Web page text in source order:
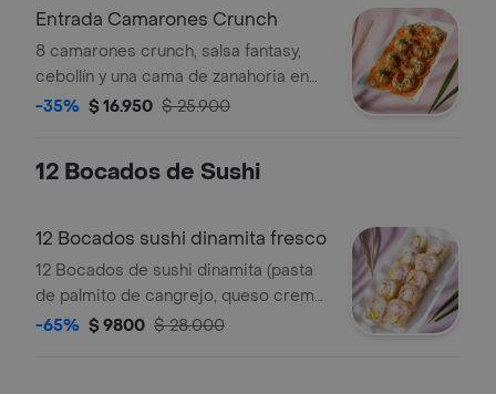
Entrada Camarones Crunch
8 camarones crunch, salsa fantasy,
cebollín y una cama de zanahoria en
espiral.
-35% $ 16.950 $ 25.900
12 Bocados de Sushi
12 Bocados sushi dinamita fresco
12 Bocados de sushi dinamita (pasta
de palmito de cangrejo, queso crema,
aguacate y ajonjolí)
-65% $ 9800 $ 28.000